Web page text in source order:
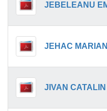
JEBELEANU
JEHAC
JIVAN